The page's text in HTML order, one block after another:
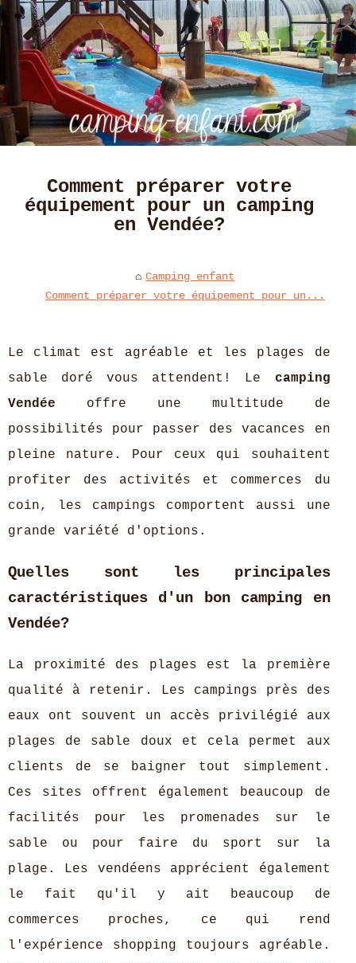
Comment préparer votre
équipement pour un camping
en Vendée?
Camping enfant
Comment préparer votre équipement pour un...
Le climat est agréable et les plages de
sable doré vous attendent! Le camping
Vendée offre une multitude de
possibilités pour passer des vacances en
pleine nature. Pour ceux qui souhaitent
profiter des activités et commerces du
coin, les campings comportent aussi une
grande variété d'options.
Quelles sont les principales
caractéristiques d'un bon camping en
Vendée?
La proximité des plages est la première
qualité à retenir. Les campings près des
eaux ont souvent un accès privilégié aux
plages de sable doux et cela permet aux
clients de se baigner tout simplement.
Ces sites offrent également beaucoup de
facilités pour les promenades sur le
sable ou pour faire du sport sur la
plage. Les vendéens apprécient également
le fait qu'il y ait beaucoup de
commerces proches, ce qui rend
l'expérience shopping toujours agréable.